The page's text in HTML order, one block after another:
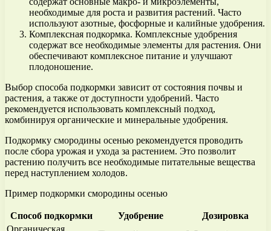
необходимые для роста и развития растений. Часто
используют азотные, фосфорные и калийные удобрения.
Комплексная подкормка. Комплексные удобрения
содержат все необходимые элементы для растения. Они
обеспечивают комплексное питание и улучшают
плодоношение.
Выбор способа подкормки зависит от состояния почвы и
растения, а также от доступности удобрений. Часто
рекомендуется использовать комплексный подход,
комбинируя органические и минеральные удобрения.
Подкормку смородины осенью рекомендуется проводить
после сбора урожая и ухода за растением. Это позволит
растению получить все необходимые питательные вещества
перед наступлением холодов.
Пример подкормки смородины осенью
Способ подкормки Удобрение
Дозировка
Органическая